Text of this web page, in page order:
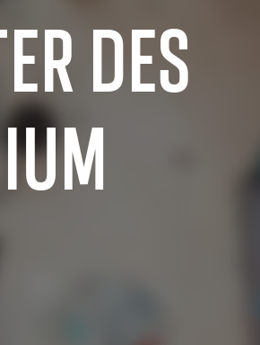
Public
Private
Personalwesen
ABAP / Fiori apps
SAP BTP
DES